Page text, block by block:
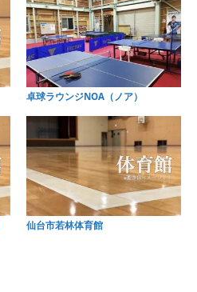
卓球ラウンジNOA（ノア）
仙台市若林体育館